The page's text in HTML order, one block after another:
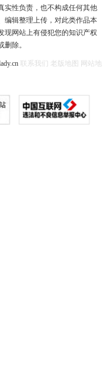
实性负责，也不构成任何其他
编辑整理上传，对此类作品本
现网站上有侵犯您的知识产权
除。
联系我们 老版地图
网站地